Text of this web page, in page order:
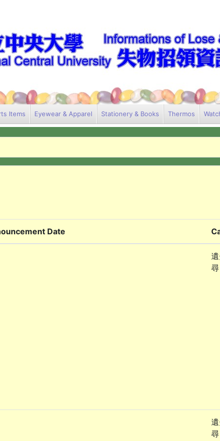
Items Eyewear & Apparel Stationery & Books Thermos
Date
尋
尋